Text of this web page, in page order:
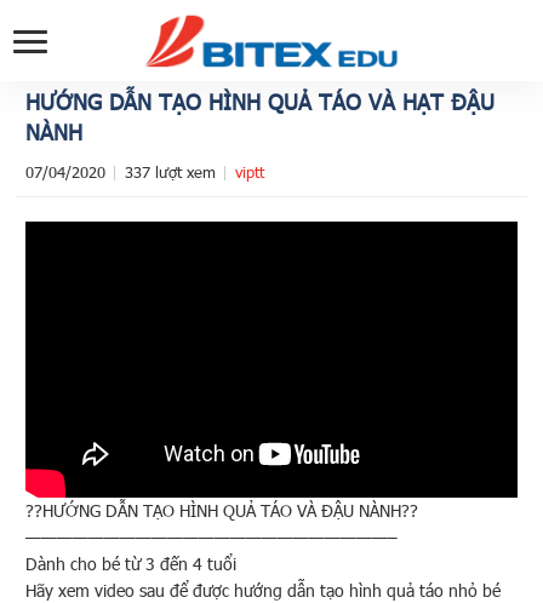
HƯỚNG DẪN TẠO HÌNH QUẢ TÁO VÀ HẠT ĐẬU
NÀNH
07/04/2020 337 lượt xem viptt
??HƯỚNG DẪN TẠO HÌNH QUẢ TÁO VÀ ĐẬU NÀNH??
———————————————————————–
Dành cho bé từ 3 đến 4 tuổi
Hãy xem video sau để được hướng dẫn tạo hình quả táo nhỏ bé